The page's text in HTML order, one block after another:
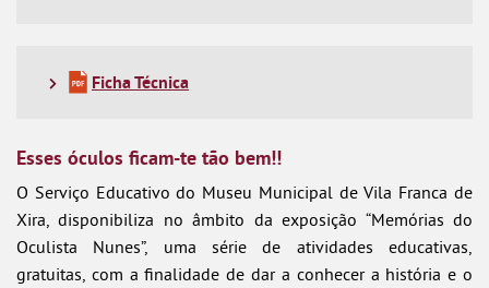
Ficha Técnica
Esses óculos ficam-te tão bem!!
O Serviço Educativo do Museu Municipal de Vila Franca de
Xira, disponibiliza no âmbito da exposição “Memórias do
Oculista Nunes”, uma série de atividades educativas,
gratuitas, com a finalidade de dar a conhecer a história e o